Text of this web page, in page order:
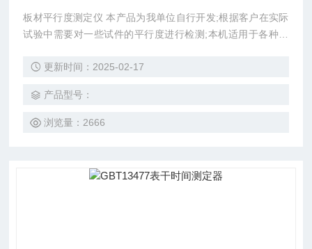
板材平行度测定仪 本产品为我单位自行开发;根据客户在实际
试验中需要对一些试件的平行度进行检测;本机适用于各种板
间距，同一对边高的数值偏差是否两边平行，偏差是不是在设
技术参数: 1、试件尺寸:长 100-300mm;高10-300mm2、仪表
规格:0-12mm 3、分辨率:0.001mm4、
更新时间：2025-02-17
产品型号：
浏览量：2666